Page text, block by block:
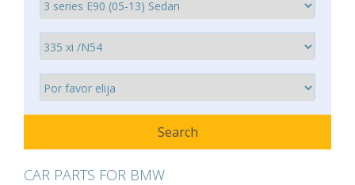
CAR PARTS FOR BMW